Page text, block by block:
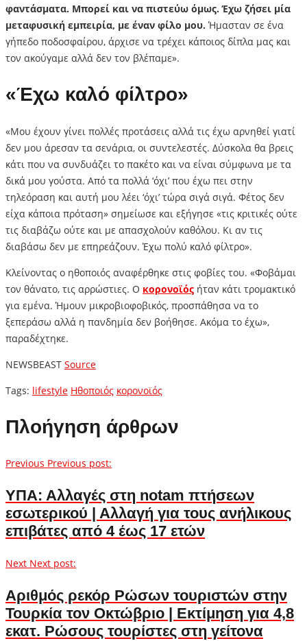
φαντάσματα. Μπορεί και να πιστεύω όμως. Έχω ζήσει μία
μεταφυσική εμπειρία, με έναν φίλο μου. Ήμασταν σε ένα
γήπεδο ποδοσφαίρου, άρχισε να τρέχει κάποιος δίπλα μας και
τον ακούγαμε αλλά δεν τον βλέπαμε».
«Έχω καλό φίλτρο»
«Μου έχουν γίνει πολλές προτάσεις αλλά τις έχω αρνηθεί γιατί
δεν μου άρεσαν τα σενάρια, οι συντελεστές. Δύσκολα θα βρεις
κάτι που να συνδυάζει το πακέτο και να είναι σύμφωνα με τα
δικά μου γούστα. Από τα πολλά ‘όχι’ που έχω πει στην
τηλεόραση και αυτή μου λέει ‘όχι’ τώρα σιγά σιγά. Φέτος δεν
είχα κάποια πρόταση» σημείωσε και εξήγησε «τις κριτικές ούτε
τις διαβάζω ούτε και με απασχολούν καθόλου. Κι αν τις
διαβάσω δεν με επηρεάζουν. Έχω πολύ καλό φίλτρο».
Κλείνοντας ο ηθοποιός αναφέρθηκε στις φοβίες του. «Φοβάμαι
τον θάνατο, τις αρρώστιες. Ο κορονοϊός ήταν κάτι τρομακτικό
για εμένα. Ήμουν μικροβιοφοβικός, προσπάθησα να το
ξεπεράσω αλλά η πανδημία δεν βοήθησε. Ακόμα το έχω»,
παραδέχτηκε.
NEWSBEAST Source
Tags: lifestyle Ηθοποιός κορονοϊός
Πλοήγηση άρθρων
Previous Previous post:
ΥΠΑ: Αλλαγές στη notam πτήσεων
εσωτερικού | Αλλαγή για τους ανήλικους
επιβάτες από 4 έως 17 ετών
Next Next post:
Αριθμός ρεκόρ Ρώσων τουριστών στην
Τουρκία τον Οκτώβριο | Εκτίμηση για 4,8
εκατ. Ρώσους τουρίστες στη γείτονα